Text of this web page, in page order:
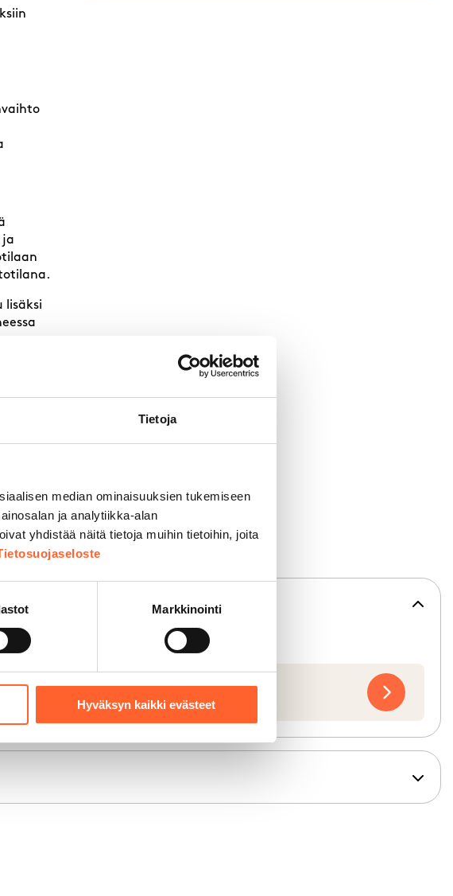
Tietoja
median ominaisuuksien tukemiseen
ja analytiikka-alan
yhdistää näitä tietoja muihin tietoihin, joita
Markkinointi
Hyväksyn kaikki evästeet
ja
lisäksi
Tilanne